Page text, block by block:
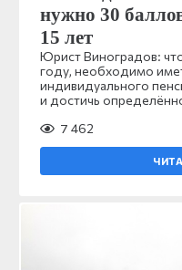
нужно 30
15 лет
Юрист Виноградов:
году, необходимо
индивидуального
и достичь
7 462